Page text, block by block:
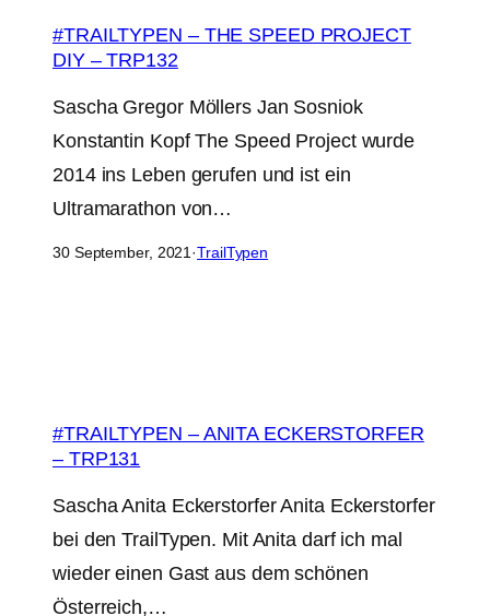
#TRAILTYPEN – THE SPEED PROJECT
DIY – TRP132
Sascha Gregor Möllers Jan Sosniok
Konstantin Kopf The Speed Project wurde
2014 ins Leben gerufen und ist ein
Ultramarathon von…
30 September, 2021·TrailTypen
#TRAILTYPEN – ANITA ECKERSTORFER
– TRP131
Sascha Anita Eckerstorfer Anita Eckerstorfer
bei den TrailTypen. Mit Anita darf ich mal
wieder einen Gast aus dem schönen
Österreich,…